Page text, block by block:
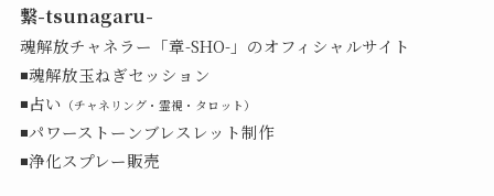
繋-tsunagaru-
魂解放チャネラー「章-SHO-」のオフィシャルサイト
◾️魂解放玉ねぎセッション
◾️占い （チャネリング・霊視・タロット）
◾️パワーストーンブレスレット制作
◾️浄化スプレー販売